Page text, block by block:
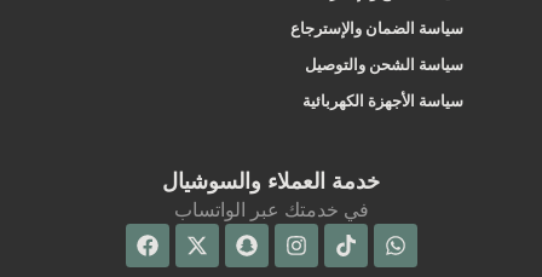
سياسة الضمان والإسترجاع
سياسة الشحن والتوصيل
سياسة الأجهزة الكهربائية
خدمة العملاء والسوشيال
في خدمتك عبر الواتساب
Whatsapp
Tiktok
Instagram
Snapchat
X-
twitter
Facebook